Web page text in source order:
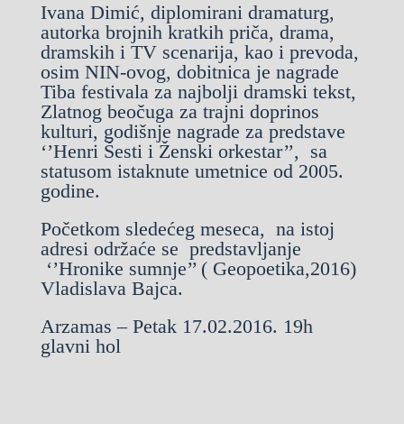
Ivana Dimić, diplomirani dramaturg,
autorka brojnih kratkih priča, drama,
dramskih i TV scenarija, kao i prevoda,
osim NIN-ovog, dobitnica je nagrade
Tiba festivala za najbolji dramski tekst,
Zlatnog beočuga za trajni doprinos
kulturi, godišnje nagrade za predstave
‘’Henri Šesti i Ženski orkestar’’, sa
statusom istaknute umetnice od 2005.
godine.
Početkom sledećeg meseca, na istoj
adresi održaće se predstavljanje
‘’Hronike sumnje’’ ( Geopoetika,2016)
Vladislava Bajca.
Arzamas – Petak 17.02.2016. 19h
glavni hol